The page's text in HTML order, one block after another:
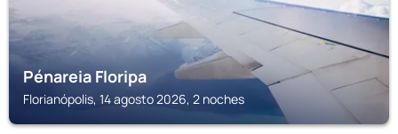
Pénareia Floripa
Florianópolis, 14 agosto 2026, 2 noches